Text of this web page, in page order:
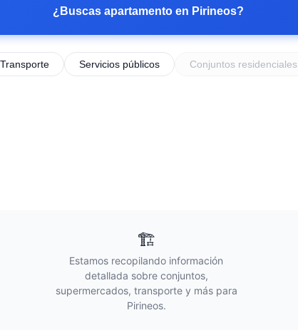
¿Buscas apartamento en Pirineos?
Transporte Servicios públicos Conjuntos residenciales
🏗️
Estamos recopilando información
detallada sobre conjuntos,
supermercados, transporte y más para
Pirineos.